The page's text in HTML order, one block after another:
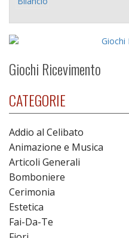
Giochi Ricevimento
CATEGORIE
Addio al Celibato
Animazione e Musica
Articoli Generali
Bomboniere
Cerimonia
Estetica
Fai-Da-Te